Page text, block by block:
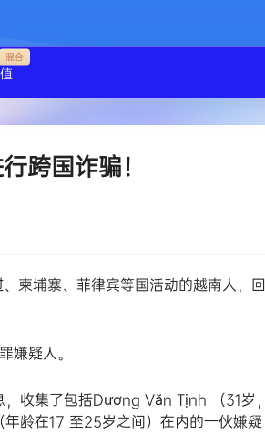
混合
跨国诈骗！
柬埔寨、菲律宾等国活动的越南人，回
嫌疑人。
收集了包括Dương Văn Tịnh （31岁，
龄在17 至25岁之间）在内的一伙嫌疑